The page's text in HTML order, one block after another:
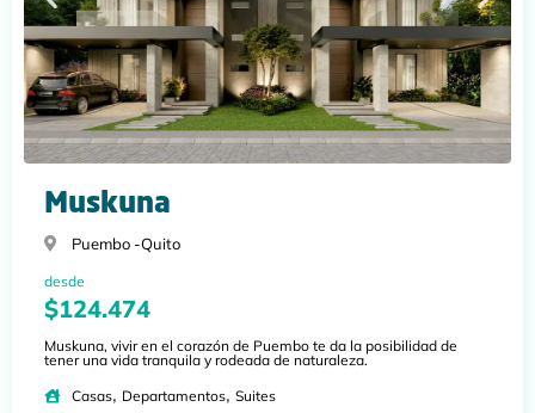
Muskuna
Puembo -Quito
desde
$124.474
Muskuna, vivir en el corazón de Puembo te da la posibilidad de
tener una vida tranquila y rodeada de naturaleza.
Casas, Departamentos, Suites